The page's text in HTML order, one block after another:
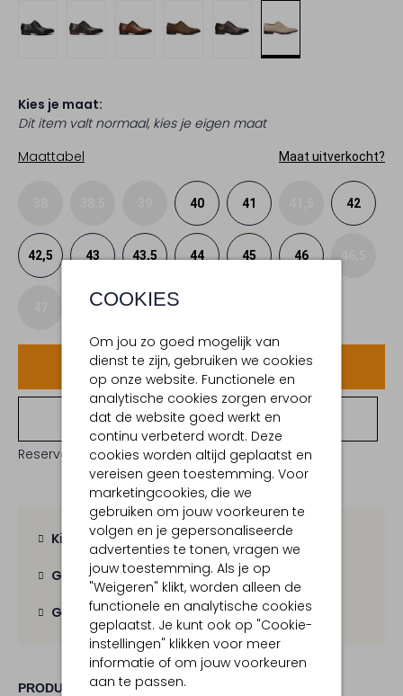
COOKIES
Om jou zo goed mogelijk van
dienst te zijn, gebruiken we cookies
op onze website. Functionele en
analytische cookies zorgen ervoor
dat de website goed werkt en
continu verbeterd wordt. Deze
cookies worden altijd geplaatst en
vereisen geen toestemming. Voor
marketingcookies, die we
gebruiken om jouw voorkeuren te
volgen en je gepersonaliseerde
advertenties te tonen, vragen we
jouw toestemming. Als je op
"Weigeren" klikt, worden alleen de
functionele en analytische cookies
geplaatst. Je kunt ook op "Cookie-
instellingen" klikken voor meer
informatie of om jouw voorkeuren
aan te passen.
Kies je maat:
Dit item valt normaal, kies je eigen maat
Maattabel
Maat uitverkocht?
40 41 42
42,5 43 43,5 44 45 46
47,5 48
Voeg toe
Bekijk winkelvoorraad
Reserveer direct in een van onze 19 boutiques
Kies zelf je bezorgmoment
Gratis verzending vanaf € 100,-
Gratis retour binnen 30 dagen
PRODUCT INFORMATIE